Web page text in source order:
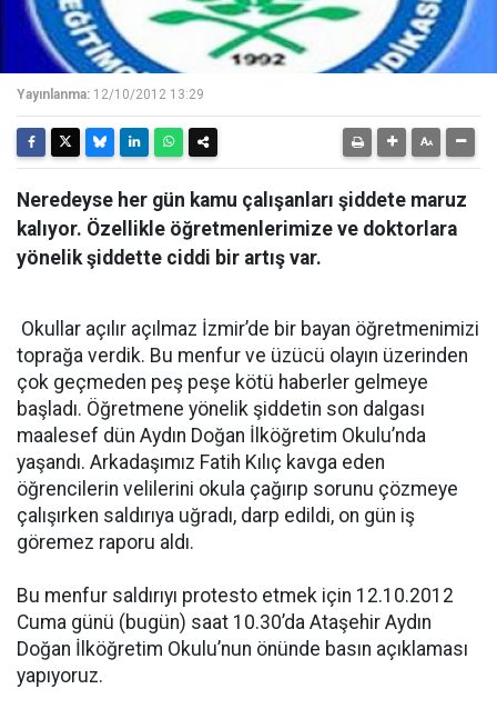
Yayınlanma: 12/10/2012 13:29
Neredeyse her gün kamu çalışanları şiddete maruz
kalıyor. Özellikle öğretmenlerimize ve doktorlara
yönelik şiddette ciddi bir artış var.
Okullar açılır açılmaz İzmir’de bir bayan öğretmenimizi
toprağa verdik. Bu menfur ve üzücü olayın üzerinden
çok geçmeden peş peşe kötü haberler gelmeye
başladı. Öğretmene yönelik şiddetin son dalgası
maalesef dün Aydın Doğan İlköğretim Okulu’nda
yaşandı. Arkadaşımız Fatih Kılıç kavga eden
öğrencilerin velilerini okula çağırıp sorunu çözmeye
çalışırken saldırıya uğradı, darp edildi, on gün iş
göremez raporu aldı.
Bu menfur saldırıyı protesto etmek için 12.10.2012
Cuma günü (bugün) saat 10.30’da Ataşehir Aydın
Doğan İlköğretim Okulu’nun önünde basın açıklaması
yapıyoruz.